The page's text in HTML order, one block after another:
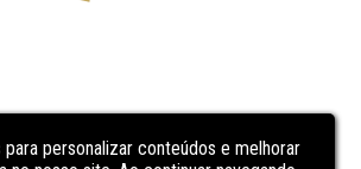
personalizar conteúdos e melhorar